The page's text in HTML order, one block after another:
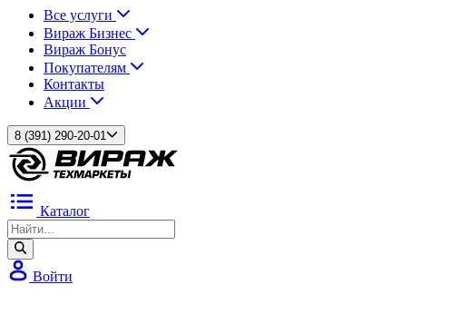
Все услуги
Вираж Бизнес
Вираж Бонус
Покупателям
Контакты
Акции
8 (391) 290-20-01
Каталог
Войти